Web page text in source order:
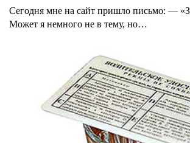
Сегодня мне на сайт пришло письмо: —
Может я немного не в тему, но…